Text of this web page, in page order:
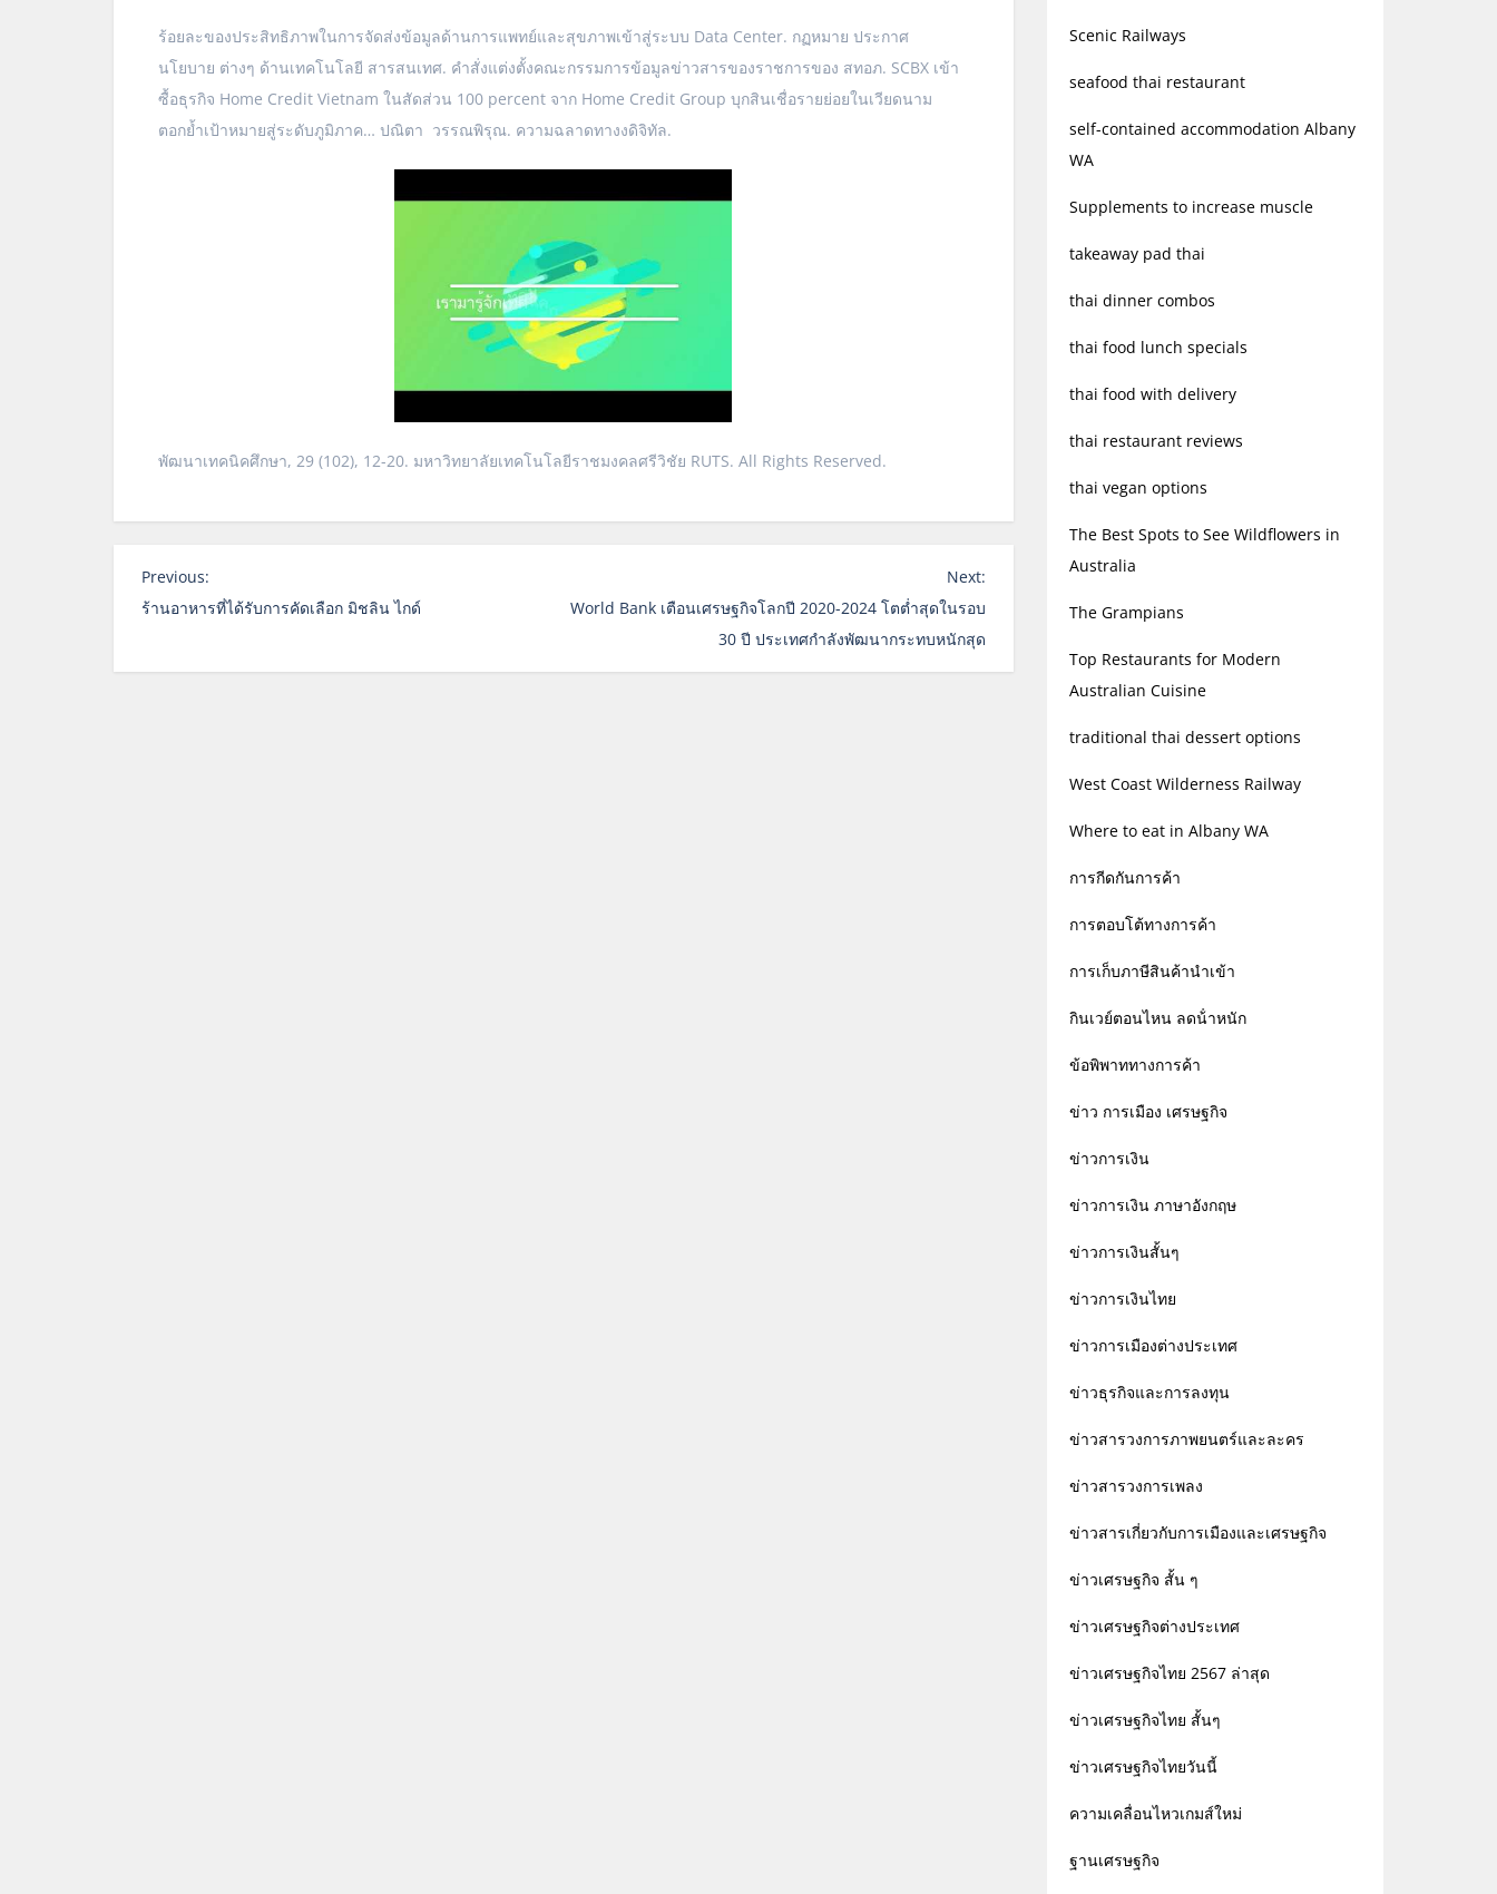
ร้อยละของประสิทธิภาพในการจัดส่งข้อมูลด้านการแพทย์และสุขภาพเข้าสู่ระบบ Data Center. กฏหมาย ประกาศ
นโยบาย ต่างๆ ด้านเทคโนโลยี สารสนเทศ. คำสั่งแต่งตั้งคณะกรรมการข้อมูลข่าวสารของราชการของ สทอภ. SCBX เข้า
ซื้อธุรกิจ Home Credit Vietnam ในสัดส่วน 100 percent จาก Home Credit Group บุกสินเชื่อรายย่อยในเวียดนาม
ตอกย้ำเป้าหมายสู่ระดับภูมิภาค… ปณิตา วรรณพิรุณ. ความฉลาดทางงดิจิทัล.
พัฒนาเทคนิคศึกษา, 29 (102), 12-20. มหาวิทยาลัยเทคโนโลยีราชมงคลศรีวิชัย RUTS. All Rights Reserved.
P
o
t
Previous:
ร้านอาหารที่ได้รับการคัดเลือก มิชลิน ไกด์
Next:
World Bank เตือนเศรษฐกิจโลกปี 2020-2024 โตต่ำสุดในรอบ
30 ปี ประเทศกำลังพัฒนากระทบหนักสุด
Scenic Railways
seafood thai restaurant
self-contained accommodation Albany
WA
Supplements to increase muscle
takeaway pad thai
thai dinner combos
thai food lunch specials
thai food with delivery
thai restaurant reviews
thai vegan options
The Best Spots to See Wildflowers in
Australia
The Grampians
Top Restaurants for Modern
Australian Cuisine
traditional thai dessert options
West Coast Wilderness Railway
Where to eat in Albany WA
การกีดกันการค้า
การตอบโต้ทางการค้า
การเก็บภาษีสินค้านำเข้า
กินเวย์ตอนไหน ลดน้ําหนัก
ข้อพิพาททางการค้า
ข่าว การเมือง เศรษฐกิจ
ข่าวการเงิน
ข่าวการเงิน ภาษาอังกฤษ
ข่าวการเงินสั้นๆ
ข่าวการเงินไทย
ข่าวการเมืองต่างประเทศ
ข่าวธุรกิจและการลงทุน
ข่าวสารวงการภาพยนตร์และละคร
ข่าวสารวงการเพลง
ข่าวสารเกี่ยวกับการเมืองและเศรษฐกิจ
ข่าวเศรษฐกิจ สั้น ๆ
ข่าวเศรษฐกิจต่างประเทศ
ข่าวเศรษฐกิจไทย 2567 ล่าสุด
ข่าวเศรษฐกิจไทย สั้นๆ
ข่าวเศรษฐกิจไทยวันนี้
ความเคลื่อนไหวเกมส์ใหม่
ฐานเศรษฐกิจ